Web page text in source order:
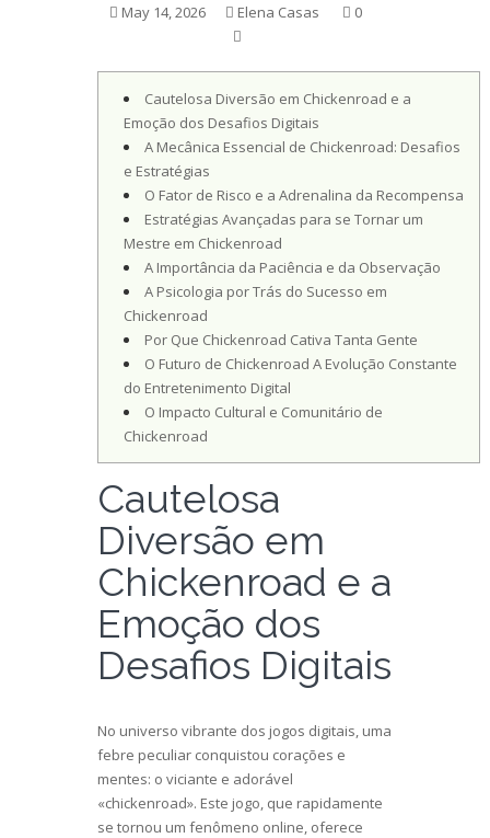
May 14, 2026 Elena Casas 0
Cautelosa Diversão em Chickenroad e a
Emoção dos Desafios Digitais
A Mecânica Essencial de Chickenroad: Desafios
e Estratégias
O Fator de Risco e a Adrenalina da Recompensa
Estratégias Avançadas para se Tornar um
Mestre em Chickenroad
A Importância da Paciência e da Observação
A Psicologia por Trás do Sucesso em
Chickenroad
Por Que Chickenroad Cativa Tanta Gente
O Futuro de Chickenroad A Evolução Constante
do Entretenimento Digital
O Impacto Cultural e Comunitário de
Chickenroad
Cautelosa
Diversão em
Chickenroad e a
Emoção dos
Desafios Digitais
No universo vibrante dos jogos digitais, uma
febre peculiar conquistou corações e
mentes: o viciante e adorável
«chickenroad». Este jogo, que rapidamente
se tornou um fenômeno online, oferece